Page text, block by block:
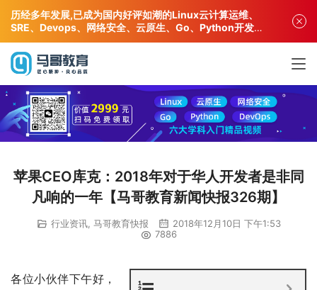
苹果CEO库克：2018年对于华人开发者是非同
凡响的一年【马哥教育新闻快报326期】
行业资讯, 马哥教育快报
2018年12月10日 下午1:53
7886
各位小伙伴下午好，
历经多年发展,已成为国内好评如潮的Linux云计算运维、
SRE、Devops、网络安全、云原生、Go、Python开发专
业人才培训机构!